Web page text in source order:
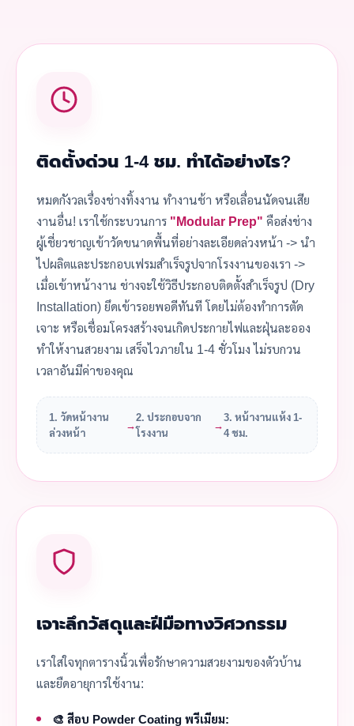
ติดตั้งด่วน 1-4 ชม. ทำได้อย่างไร?
หมดกังวลเรื่องช่างทิ้งงาน ทำงานช้า หรือเลื่อนนัดจนเสีย
งานอื่น! เราใช้กระบวนการ "Modular Prep" คือส่งช่าง
ผู้เชี่ยวชาญเข้าวัดขนาดพื้นที่อย่างละเอียดล่วงหน้า -> นำ
ไปผลิตและประกอบเฟรมสำเร็จรูปจากโรงงานของเรา ->
เมื่อเข้าหน้างาน ช่างจะใช้วิธีประกอบติดตั้งสำเร็จรูป (Dry
Installation) ยึดเข้ารอยพอดีทันที โดยไม่ต้องทำการตัด
เจาะ หรือเชื่อมโครงสร้างจนเกิดประกายไฟและฝุ่นละออง
ทำให้งานสวยงาม เสร็จไวภายใน 1-4 ชั่วโมง ไม่รบกวน
เวลาอันมีค่าของคุณ
1. วัดหน้างาน
ล่วงหน้า
→
2. ประกอบจาก
โรงงาน
→
3. หน้างานแห้ง 1-
4 ชม.
เจาะลึกวัสดุและฝีมือทางวิศวกรรม
เราใส่ใจทุกตารางนิ้วเพื่อรักษาความสวยงามของตัวบ้าน
และยืดอายุการใช้งาน:
🎨 สีอบ Powder Coating พรีเมียม: